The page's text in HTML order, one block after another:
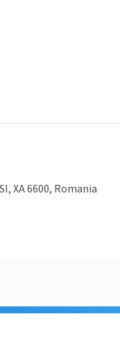
XA 6600, Romania